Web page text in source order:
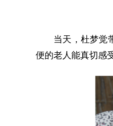
当天，杜梦觉
便的老人能真切感